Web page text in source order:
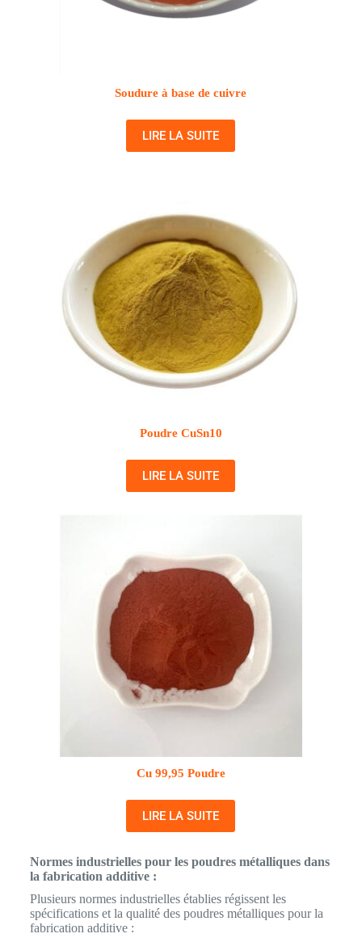
Soudure à base de cuivre
LIRE LA SUITE
Poudre CuSn10
LIRE LA SUITE
Cu 99,95 Poudre
LIRE LA SUITE
Normes industrielles pour les poudres métalliques dans
la fabrication additive :
Plusieurs normes industrielles établies régissent les
spécifications et la qualité des poudres métalliques pour la
fabrication additive :